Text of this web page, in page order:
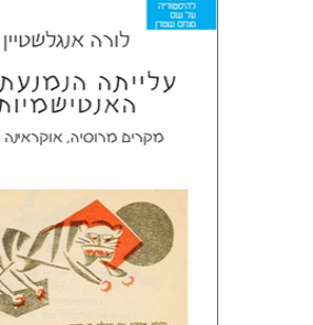
מירי אליאב-פלדון
דורון מגן
הנחת אתר ספר מודפס